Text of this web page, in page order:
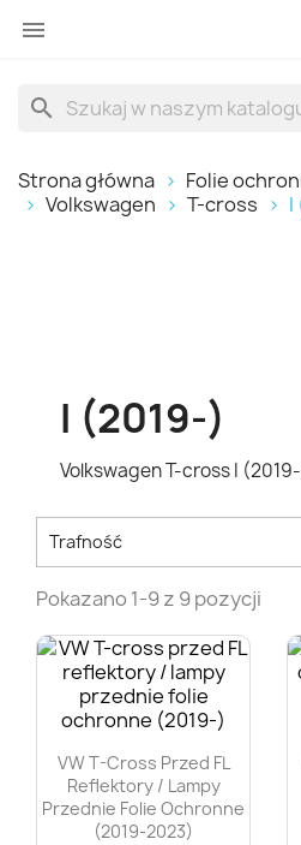

search
Strona główna
Folie
Volkswagen
T-cross I
I (2019-)
Volkswagen T-cross I
Trafność
Pokazano 1-9 z 9 pozycji
VW T-Cross Przed FL
Reflektory / Lampy
Przednie Folie Ochronne
(2019-2023)